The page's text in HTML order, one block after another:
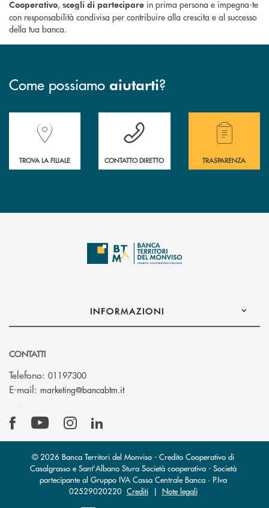
Cooperativo, scegli di partecipare in prima persona e impegna-te
con responsabilità condivisa per contribuire alla crescita e al successo
della tua banca.
Come possiamo aiutarti?
Accedi all' elenco completo delle filiali della Banca.
TROVA LA FILIALE
Hai bisogno di assistenza immediata?
CONTATTO DIRETTO
Hai bisogno di
TRASPARENZA
INFORMAZIONI
CONTATTI
Telefono: 01197300
E-mail: marketing@bancabtm.it(si apre l’app di posta elettronica)
© 2026 Banca Territori del Monviso - Credito Cooperativo di
Casalgrasso e Sant'Albano Stura Società cooperativa - Società
partecipante al Gruppo IVA Cassa Centrale Banca · P.Iva
02529020220 Crediti| Note legali